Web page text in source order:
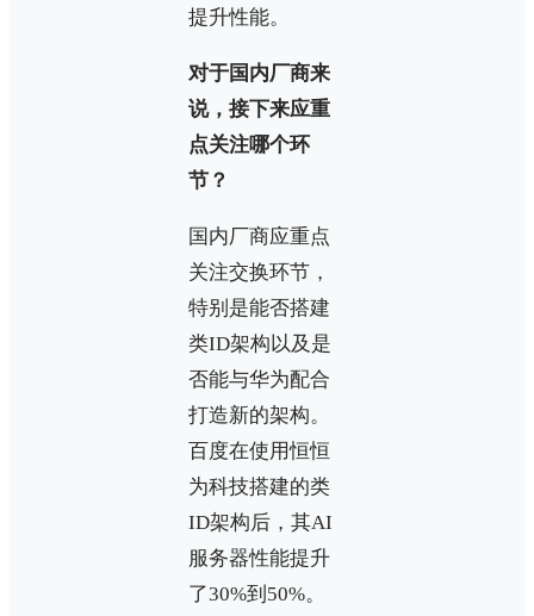
提升性能。
对于国内厂商来
说，接下来应重
点关注哪个环
节？
国内厂商应重点
关注交换环节，
特别是能否搭建
类ID架构以及是
否能与华为配合
打造新的架构。
百度在使用恒恒
为科技搭建的类
ID架构后，其AI
服务器性能提升
了30%到50%。